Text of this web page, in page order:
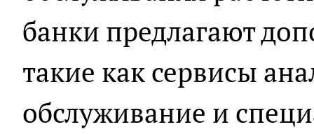
банки предлагают
такие как сервисы
обслуживание и